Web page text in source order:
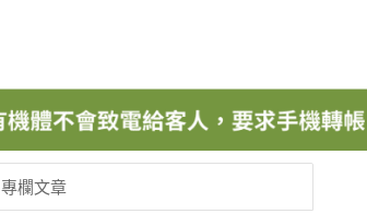
專欄文章